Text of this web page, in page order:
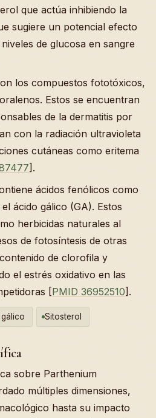
que actúa inhibiendo la
sugiere un potencial efecto
de glucosa en sangre
los compuestos fototóxicos,
Estos se encuentran
de la dermatitis por
con la radiación ultravioleta
cutáneas como eritema
].
ácidos fenólicos como
ácido gálico (GA). Estos
herbicidas naturales al
de fotosíntesis de otras
de clorofila y
el estrés oxidativo en las
[PMID 36952510].
Sitosterol
sobre Parthenium
múltiples dimensiones,
hasta su impacto